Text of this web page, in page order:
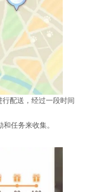
行配送，经过一段时间
任务来收集。